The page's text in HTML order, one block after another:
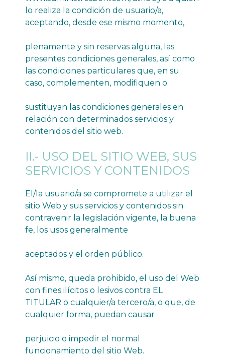
lo realiza la condición de usuario/a,
aceptando, desde ese mismo momento,
plenamente y sin reservas alguna, las
presentes condiciones generales, así como
las condiciones particulares que, en su
caso, complementen, modifiquen o
sustituyan las condiciones generales en
relación con determinados servicios y
contenidos del sitio web.
II.- USO DEL SITIO WEB, SUS
SERVICIOS Y CONTENIDOS
El/la usuario/a se compromete a utilizar el
sitio Web y sus servicios y contenidos sin
contravenir la legislación vigente, la buena
fe, los usos generalmente
aceptados y el orden público.
Así mismo, queda prohibido, el uso del Web
con fines ilícitos o lesivos contra EL
TITULAR o cualquier/a tercero/a, o que, de
cualquier forma, puedan causar
perjuicio o impedir el normal
funcionamiento del sitio Web.